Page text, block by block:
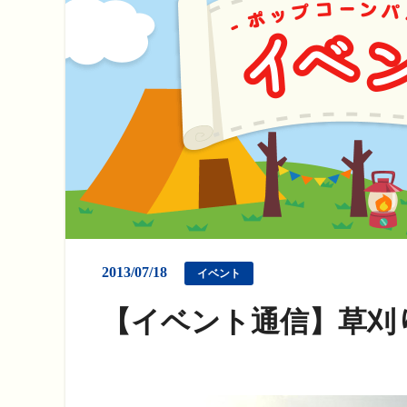
2013/07/18 イベント
【イベント通信】草刈